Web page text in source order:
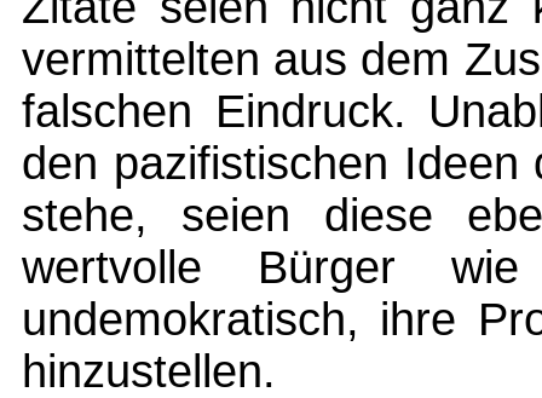
vermittelten aus dem
falschen Eindruck.
den pazifistischen Ideen
stehe, seien diese
wertvolle Bürger
undemokratisch, ihre
hinzustellen.